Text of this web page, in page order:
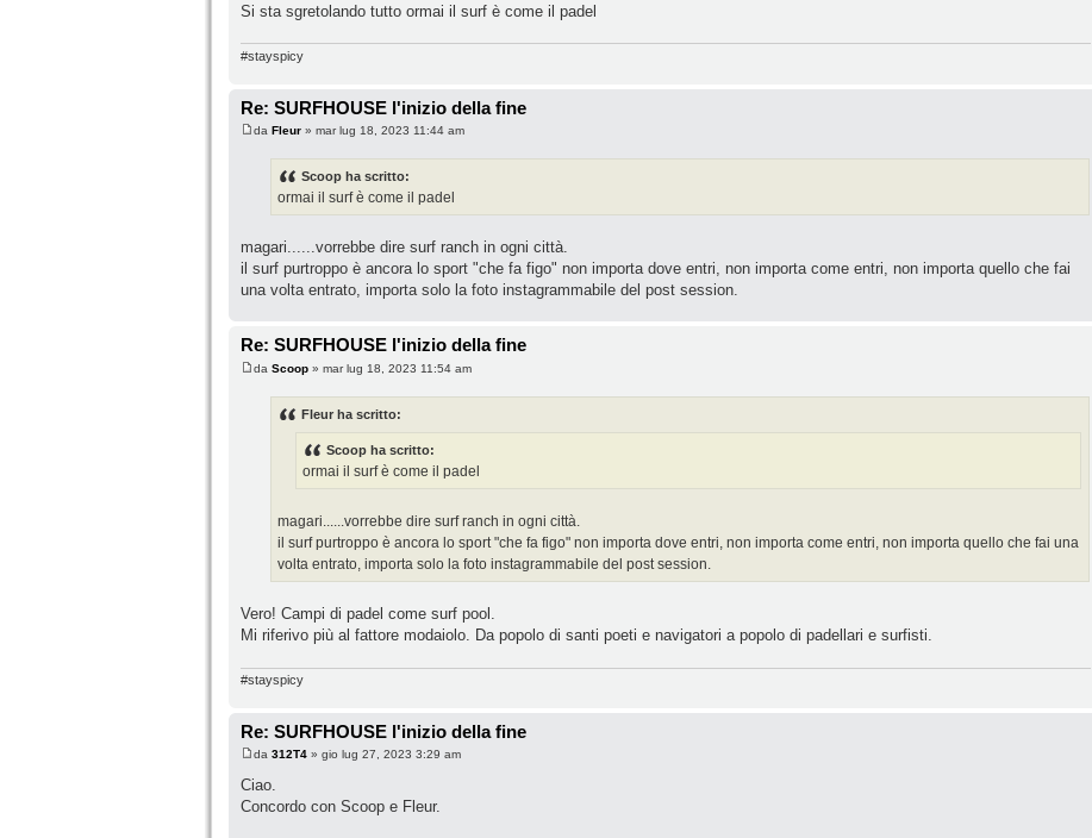
Si sta sgretolando tutto ormai il surf è come il padel
#stayspicy
Re: SURFHOUSE l'inizio della fine
da Fleur » mar lug 18, 2023 11:44 am
Scoop ha scritto:
ormai il surf è come il padel
magari......vorrebbe dire surf ranch in ogni città.
il surf purtroppo è ancora lo sport "che fa figo" non importa dove entri, non importa come entri, non importa quello che fai
una volta entrato, importa solo la foto instagrammabile del post session.
Re: SURFHOUSE l'inizio della fine
da Scoop » mar lug 18, 2023 11:54 am
Fleur ha scritto:
Scoop ha scritto:
ormai il surf è come il padel
magari......vorrebbe dire surf ranch in ogni città.
il surf purtroppo è ancora lo sport "che fa figo" non importa dove entri, non importa come entri, non importa quello che fai una
volta entrato, importa solo la foto instagrammabile del post session.
Vero! Campi di padel come surf pool.
Mi riferivo più al fattore modaiolo. Da popolo di santi poeti e navigatori a popolo di padellari e surfisti.
#stayspicy
Re: SURFHOUSE l'inizio della fine
da 312T4 » gio lug 27, 2023 3:29 am
Ciao.
Concordo con Scoop e Fleur.